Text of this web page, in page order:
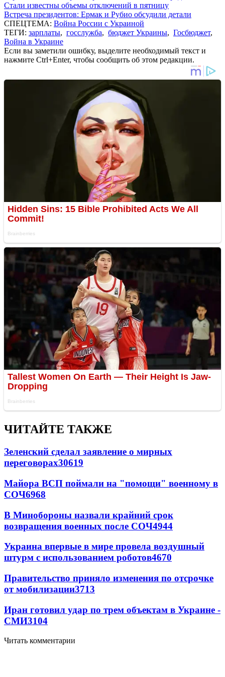
Стали известны объемы отключений в пятницу
Встреча президентов: Ермак и Рубио обсудили детали
СПЕЦТЕМА: Война России с Украиной
ТЕГИ: зарплаты, госслужба, бюджет Украины, Госбюджет,
Война в Украине
Если вы заметили ошибку, выделите необходимый текст и
нажмите Ctrl+Enter, чтобы сообщить об этом редакции.
ЧИТАЙТЕ ТАКЖЕ
Зеленский сделал заявление о мирных
переговорах30619
Майора ВСП поймали на "помощи" военному в
СОЧ6968
В Минобороны назвали крайний срок
возвращения военных после СОЧ4944
Украина впервые в мире провела воздушный
штурм с использованием роботов4670
Правительство приняло изменения по отсрочке
от мобилизации3713
Иран готовил удар по трем объектам в Украине -
СМИ3104
Читать комментарии